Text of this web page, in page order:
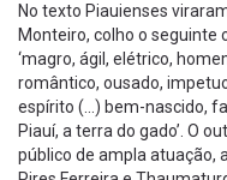
No texto Piauienses
Monteiro, colho o seguinte
‘magro, ágil, elétrico,
romântico, ousado,
espírito (…) bem-nascido,
Piauí, a terra do gado’. O
público de ampla atuação,